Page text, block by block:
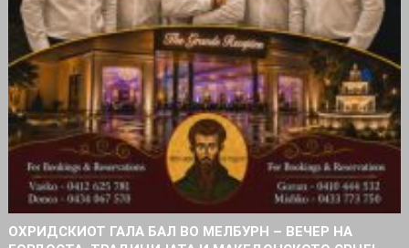
ОХРИДСКИОТ ГАЛА БАЛ ВО МЕЛБУРН – ВЕЧЕР НА